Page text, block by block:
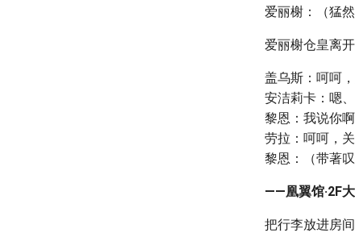
爱丽榭：（猛
爱丽榭仓皇离开
盖乌斯：呵呵，
安洁莉卡：嗯
黎恩：我说你
劳拉：呵呵，
黎恩：（带著
——凰翼馆·2F
把行李放进房